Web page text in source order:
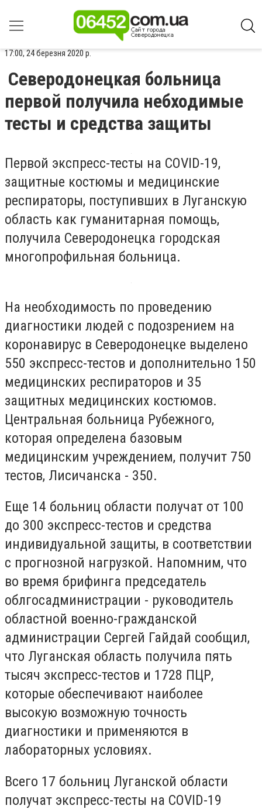
17:00, 24 березня 2020 р.
Северодонецкая больница
первой получила небходимые
тесты и средства защиты
Первой экспресс-тесты на COVID-19,
защитные костюмы и медицинские
респираторы, поступивших в Луганскую
область как гуманитарная помощь,
получила Северодонецка городская
многопрофильная больница.
На необходимость по проведению
диагностики людей с подозрением на
коронавирус в Северодонецке выделено
550 экспресс-тестов и дополнительно 150
медицинских респираторов и 35
защитных медицинских костюмов.
Центральная больница Рубежного,
которая определена базовым
медицинским учреждением, получит 750
тестов, Лисичанска - 350.
Еще 14 больниц области получат от 100
до 300 экспресс-тестов и средства
индивидуальной защиты, в соответствии
с прогнозной нагрузкой. Напомним, что
во время брифинга председатель
облгосадминистрации - руководитель
областной военно-гражданской
администрации Сергей Гайдай сообщил,
что Луганская область получила пять
тысяч экспресс-тестов и 1728 ПЦР,
которые обеспечивают наиболее
высокую возможную точность
диагностики и применяются в
лабораторных условиях.
Всего 17 больниц Луганской области
получат экспресс-тесты на COVID-19